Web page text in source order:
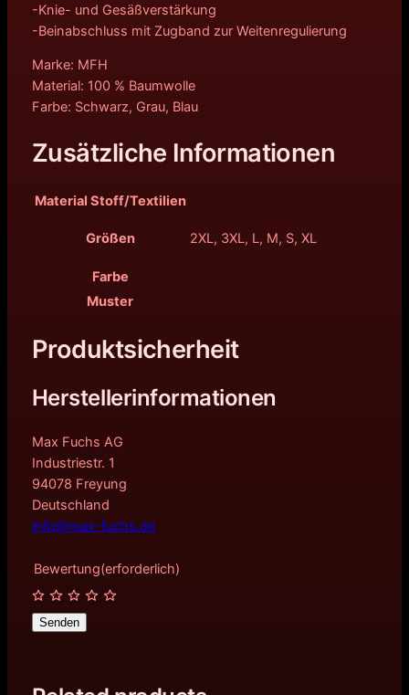
-Knie- und Gesäßverstärkung
-Beinabschluss mit Zugband zur Weitenregulierung
Marke: MFH
Material: 100 % Baumwolle
Farbe: Schwarz, Grau, Blau
Zusätzliche Informationen
Material Stoff/Textilien
Größen 2XL, 3XL, L, M, S, XL
Farbe
Muster
Produktsicherheit
Herstellerinformationen
Max Fuchs AG
Industriestr. 1
94078 Freyung
Deutschland
info@max-fuchs.de
Bewertung(erforderlich)
Senden